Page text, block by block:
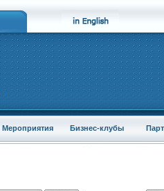
Мероприятия Бизнес-клубы